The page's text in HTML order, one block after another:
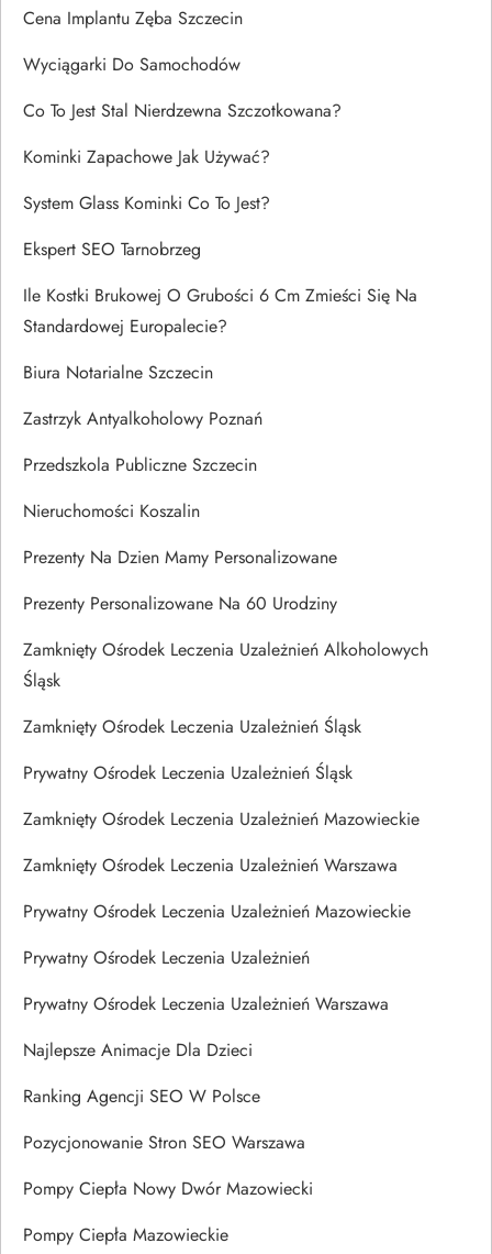
Cena Implantu Zęba Szczecin
Wyciągarki Do Samochodów
Co To Jest Stal Nierdzewna Szczotkowana?
Kominki Zapachowe Jak Używać?
System Glass Kominki Co To Jest?
Ekspert SEO Tarnobrzeg
Ile Kostki Brukowej O Grubości 6 Cm Zmieści Się Na
Standardowej Europalecie?
Biura Notarialne Szczecin
Zastrzyk Antyalkoholowy Poznań
Przedszkola Publiczne Szczecin
Nieruchomości Koszalin
Prezenty Na Dzien Mamy Personalizowane
Prezenty Personalizowane Na 60 Urodziny
Zamknięty Ośrodek Leczenia Uzależnień Alkoholowych
Śląsk
Zamknięty Ośrodek Leczenia Uzależnień Śląsk
Prywatny Ośrodek Leczenia Uzależnień Śląsk
Zamknięty Ośrodek Leczenia Uzależnień Mazowieckie
Zamknięty Ośrodek Leczenia Uzależnień Warszawa
Prywatny Ośrodek Leczenia Uzależnień Mazowieckie
Prywatny Ośrodek Leczenia Uzależnień
Prywatny Ośrodek Leczenia Uzależnień Warszawa
Najlepsze Animacje Dla Dzieci
Ranking Agencji SEO W Polsce
Pozycjonowanie Stron SEO Warszawa
Pompy Ciepła Nowy Dwór Mazowiecki
Pompy Ciepła Mazowieckie